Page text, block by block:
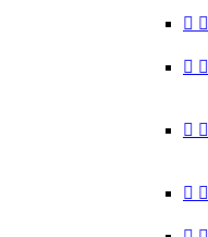
 
 
 
 